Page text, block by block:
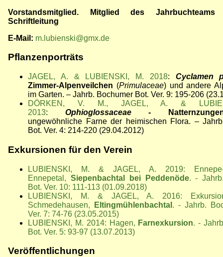
Vorstandsmitglied. Mitglied des
Schriftleitung
E-Mail: m.lubienski@gmx.de
Pflanzenporträts
JAGEL, A. & LUBIENSKI, M. 2018: Cyclamen
Zimmer-Alpenveilchen (Primulaceae) und andere
im Garten. – Jahrb. Bochumer Bot. Ver. 9: 195-206
DÖRKEN, V. M., JAGEL, A. &
2013: Ophioglossaceae-
ungewöhnliche Farne der heimischen Flora. –
Bot. Ver. 4: 214-220 (29.04.2012)
Exkursionen für den Verein
LUBIENSKI, M. & JAGEL, A. 2019: Ennepe-
Ennepetal, Siepenbachtal bei Peddenöde. -
Bot. Ver. 10: 111-113 (01.09.2018)
LUBIENSKI, M. & JAGEL, A. 2016:
Schmedehausen,
Eltingmühlenbachtal . - Jahrb.
Ver. 7: 74-76 (23.05.2015)
LUBIENSKI, M. 2014: Hagen, Farnexkursion. -
Bot. Ver. 5: 93-97 (13.07.2013)
Veröffentlichungen